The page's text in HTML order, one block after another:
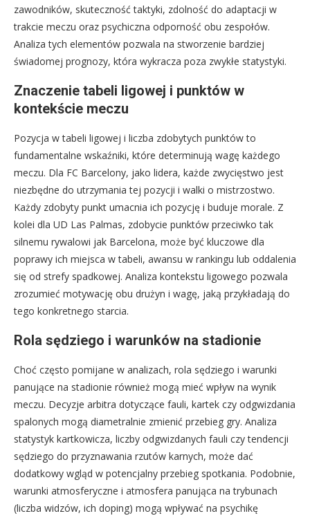
zawodników, skuteczność taktyki, zdolność do adaptacji w
trakcie meczu oraz psychiczna odporność obu zespołów.
Analiza tych elementów pozwala na stworzenie bardziej
świadomej prognozy, która wykracza poza zwykłe statystyki.
Znaczenie tabeli ligowej i punktów w
kontekście meczu
Pozycja w tabeli ligowej i liczba zdobytych punktów to
fundamentalne wskaźniki, które determinują wagę każdego
meczu. Dla FC Barcelony, jako lidera, każde zwycięstwo jest
niezbędne do utrzymania tej pozycji i walki o mistrzostwo.
Każdy zdobyty punkt umacnia ich pozycję i buduje morale. Z
kolei dla UD Las Palmas, zdobycie punktów przeciwko tak
silnemu rywalowi jak Barcelona, może być kluczowe dla
poprawy ich miejsca w tabeli, awansu w rankingu lub oddalenia
się od strefy spadkowej. Analiza kontekstu ligowego pozwala
zrozumieć motywację obu drużyn i wagę, jaką przykładają do
tego konkretnego starcia.
Rola sędziego i warunków na stadionie
Choć często pomijane w analizach, rola sędziego i warunki
panujące na stadionie również mogą mieć wpływ na wynik
meczu. Decyzje arbitra dotyczące fauli, kartek czy odgwizdania
spalonych mogą diametralnie zmienić przebieg gry. Analiza
statystyk kartkowicza, liczby odgwizdanych fauli czy tendencji
sędziego do przyznawania rzutów karnych, może dać
dodatkowy wgląd w potencjalny przebieg spotkania. Podobnie,
warunki atmosferyczne i atmosfera panująca na trybunach
(liczba widzów, ich doping) mogą wpływać na psychikę